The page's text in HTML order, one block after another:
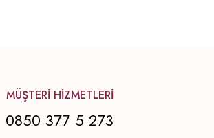
MÜŞTERİ HİZMETLERİ
0850 377 5 273